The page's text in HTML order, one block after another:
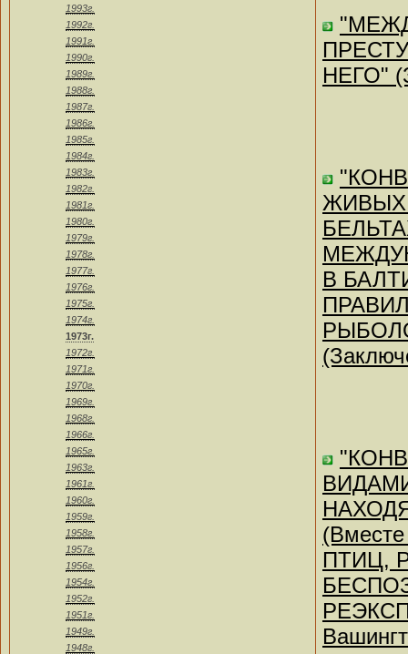
1993г.
1992г.
1991г.
1990г.
1989г.
1988г.
1987г.
1986г.
1985г.
1984г.
1983г.
1982г.
1981г.
1980г.
1979г.
1978г.
1977г.
1976г.
1975г.
1974г.
1973г.
1972г.
1971г.
1970г.
1969г.
1968г.
1966г.
1965г.
1963г.
1961г.
1960г.
1959г.
1958г.
1957г.
1956г.
1954г.
1952г.
1951г.
1949г.
1948г.
НЕГО"
ЖИВЫХ
В
ПТИЦ,